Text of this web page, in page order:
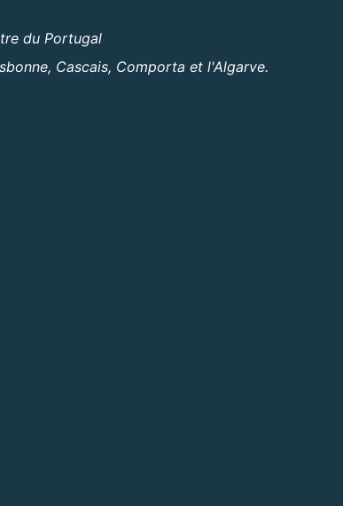
du Portugal
Cascais, Comporta et l'Algarve.